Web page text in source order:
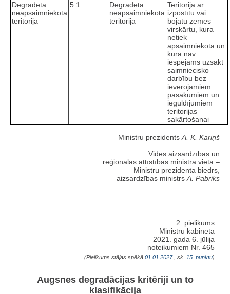
Degradēta
neapsaimniekota
teritorija
5.1.
Degradēta
neapsaimniekota
teritorija
Teritorija ar
izpostītu vai
bojātu zemes
virskārtu, kura
netiek
apsaimniekota un
kurā nav
iespējams uzsākt
saimniecisko
darbību bez
ievērojamiem
pasākumiem un
ieguldījumiem
teritorijas
sakārtošanai
Ministru prezidents A. K. Kariņš
Vides aizsardzības un
reģionālās attīstības ministra vietā –
Ministru prezidenta biedrs,
aizsardzības ministrs A. Pabriks
2. pielikums
Ministru kabineta
2021. gada 6. jūlija
noteikumiem Nr. 465
(Pielikums stājas spēkā 01.01.2027. , sk. 15. punktu)
Augsnes degradācijas kritēriji un to
klasifikācija